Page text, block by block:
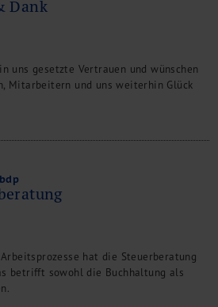
Dank
uns gesetzte Vertrauen und wünschen
Mitarbeitern und uns weiterhin Glück
hat die Steuerberatung
betrifft sowohl die Buchhaltung als